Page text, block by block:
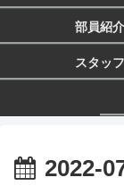
部員紹介
スタッフ
2022-